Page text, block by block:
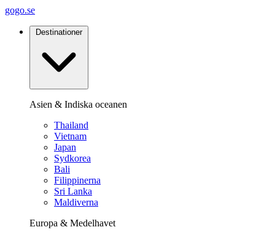
gogo.se
Destinationer
Asien & Indiska oceanen
Thailand
Vietnam
Japan
Sydkorea
Bali
Filippinerna
Sri Lanka
Maldiverna
Europa & Medelhavet